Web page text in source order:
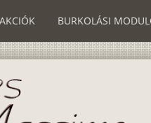
AKCIÓK BURKOLÁSI